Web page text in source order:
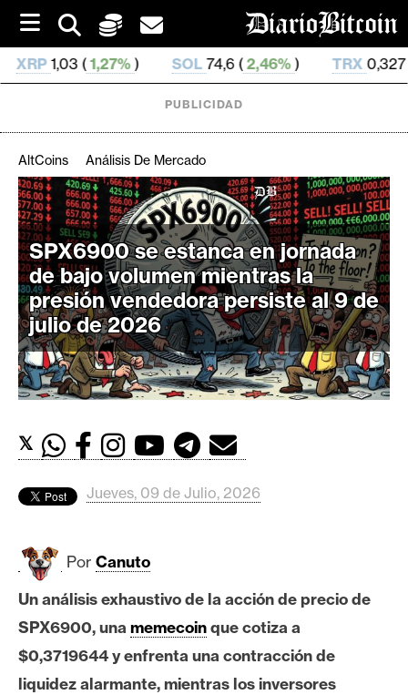
i
t
o
SOL 74,6 (2,46% ) TRX0,327 498 ( 0,29%)
C
r
i
p
t
o
M
e
r
d
s
B
i
t
c
o
i
PUBLICIDAD
AltCoins Análisis De Mercado
SPX6900 se estanca en jornada
de bajo volumen mientras la
presión vendedora persiste al 9 de
julio de 2026
𝕏
Jueves, 09 de Julio, 2026
Por Canuto
Un análisis exhaustivo de la acción de precio de
SPX6900, una memecoinque cotiza a
$0,3719644 y enfrenta una contracción de
liquidez alarmante, mientras los inversores